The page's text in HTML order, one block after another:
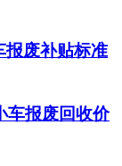
报废补贴标准
车报废回收价